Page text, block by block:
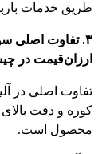
طریق خدمات
۳. تفاوت اصلی
ارزان‌قیمت در
تفاوت اصلی در
کوره و دقت
محصول است.